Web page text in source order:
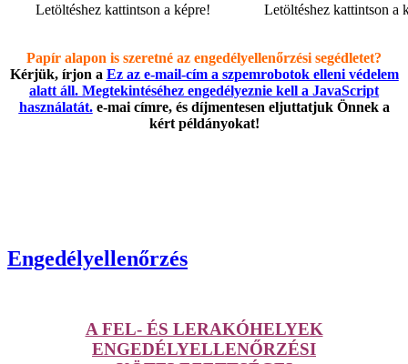
Letöltéshez kattintson a képre! Letöltéshez kattintson a
Papír alapon is szeretné az engedélyellenőrzési segédletet?
Kérjük, írjon a Ez az e-mail-cím a szpemrobotok elleni védelem
alatt áll. Megtekintéséhez engedélyeznie kell a JavaScript
használatát.e-mai címre, és díjmentesen eljuttatjuk Önnek a
kért példányokat!
Engedélyellenőrzés
A FEL- ÉS LERAKÓHELYEK
ENGEDÉLYELLENŐRZÉSI